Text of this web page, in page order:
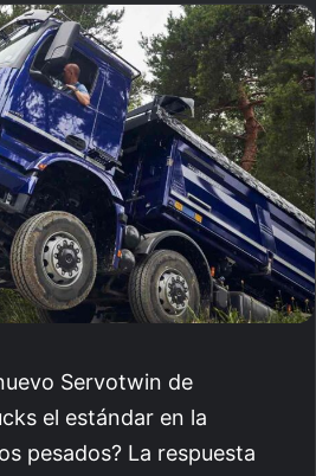
Servotwin de
el estándar en la
pesados? La respuesta